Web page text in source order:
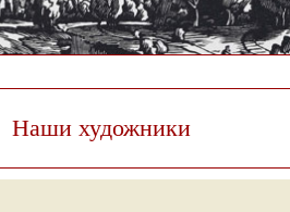
Наши художники